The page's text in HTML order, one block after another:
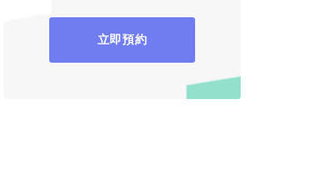
立即預約